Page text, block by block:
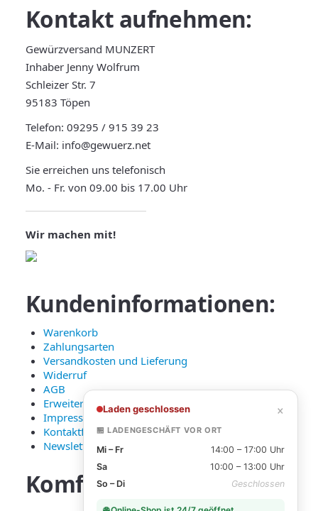
Kontakt aufnehmen:
Gewürzversand MUNZERT
Inhaber Jenny Wolfrum
Schleizer Str. 7
95183 Töpen
Telefon: 09295 / 915 39 23
E-Mail: info@gewuerz.net
Sie erreichen uns telefonisch
Mo. - Fr. von 09.00 bis 17.00 Uhr
Wir machen mit!
Kundeninformationen:
Warenkorb
Zahlungsarten
Versandkosten und Lieferung
Widerruf
AGB
Erweiterte Datenschutzerklärung
Impressum
Kontaktformular
Newsletter Anmeldung
Komfortable Zahlarten:
Laden geschlossen ×
🏪 LADENGESCHÄFT VOR ORT
Mi – Fr
14:00 – 17:00 Uhr
Sa
10:00 – 13:00 Uhr
So – Di
Geschlossen